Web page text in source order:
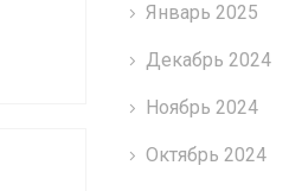
Январь 2025
Декабрь 2024
Ноябрь 2024
Октябрь 2024